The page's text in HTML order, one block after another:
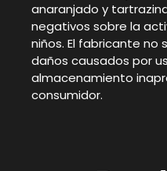
anaranjado y
negativos sobre la
niños. El fabricante no
daños causados por
almacenamiento
consumidor.